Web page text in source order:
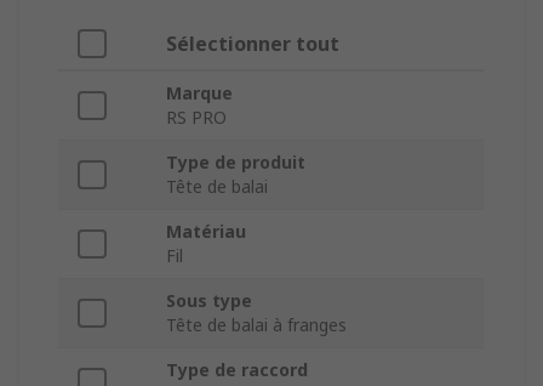
Sélectionner tout
Marque
RS PRO
Type de produit
Tête de balai
Matériau
Fil
Sous type
Tête de balai à franges
Type de raccord